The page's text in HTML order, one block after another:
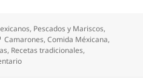
, Pescados y Mariscos,
Etiquetas
Camarones,Comida Méxicana,
, Recetas tradicionales,
en Tamales de Camarón